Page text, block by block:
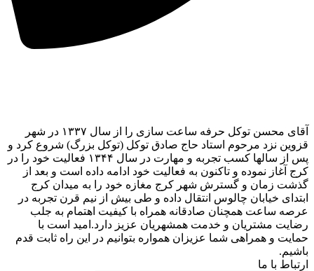
آقای محسن توکل حرفه ساعت سازی را از سال ۱۳۳۷ در شهر
قزوین نزد مرحوم استاد حاج صادق توکل (توکل بزرگ) شروع کرد و
پس از سالها کسب تجربه و مهارت در سال ۱۳۴۴ فعالیت خود را در
کرج آغاز نموده و تاکنون به فعالیت خود ادامه داده است و بعد از
گذشت زمان و گسترش شهر کرج مغازه خود را به میدان کرج
ابتدای خیابان چالوس انتقال داده و طی بیش از نیم قرن تجربه در
عرصه ساعت همچنان صادقانه همراه با کیفیت اهتمام به جلب
رضایت مشتریان و خدمت همشهریان عزیز دارد.امید است با
حمایت و همراهی شما عزیزان همواره بتوانیم در این راه ثابت قدم
باشیم.
ارتباط با ما